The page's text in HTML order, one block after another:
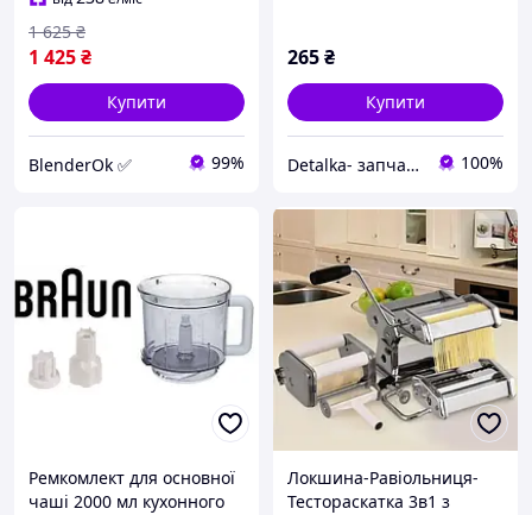
1 425₴
1 625 ₴
Купити
BlenderOk ✅ 99%
265₴
Купити
Detalka- запчастини і аксесуари для побутової техніки 100%
Ремкомлект для основної
чаші 2000 мл кухонного
Локшина-Равіольниця-
Тестораскатка 3в1 з